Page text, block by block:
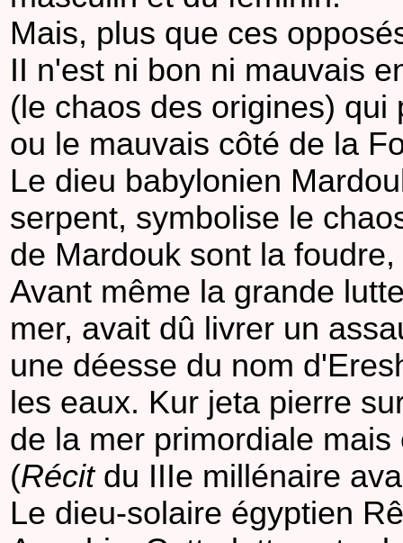
Mais, plus que ces
II n'est ni bon ni mauvais
(le chaos des origines)
ou le mauvais côté de la
Le dieu babylonien
serpent, symbolise le
de Mardouk sont la
Avant même la grande
mer, avait dû livrer un
une déesse du nom
les eaux. Kur jeta pierre
de la mer primordiale
(Récit du IIIe millénaire
Le dieu-solaire égyptien